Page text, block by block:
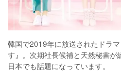
韓国で2019年に放送されたドラ
す』。次期社長候補と天然秘書が
日本でも話題になっています。